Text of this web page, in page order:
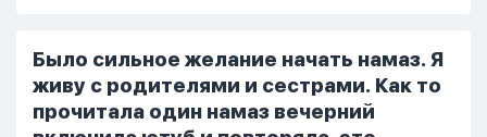
русский,потому что боялась
ошибиться и то что намаз не
примется,совершила истихар во время
тахаджуд...
Было сильное желание начать намаз. Я
живу с родителями и сестрами. Как то
прочитала один намаз вечерний